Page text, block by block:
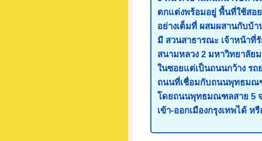
ตกแต่งพร้อมอยู่ พื้นที่ใช้สอ
อย่างเต็มที่ ผสมผสานกับบ้
มี สวนสาธารณะ เจ้าหน้าที่
สนามหลวง 2 มหาวิทยาลัย
ในซอยแต่เป็นถนนกว้าง ร
ถนนที่เชื่อมกับถนนพุทธมณฑ
โดยถนนพุทธมณฑลสาย 5 จ
เข้า-ออกเมืองกรุงเทพได้ ห